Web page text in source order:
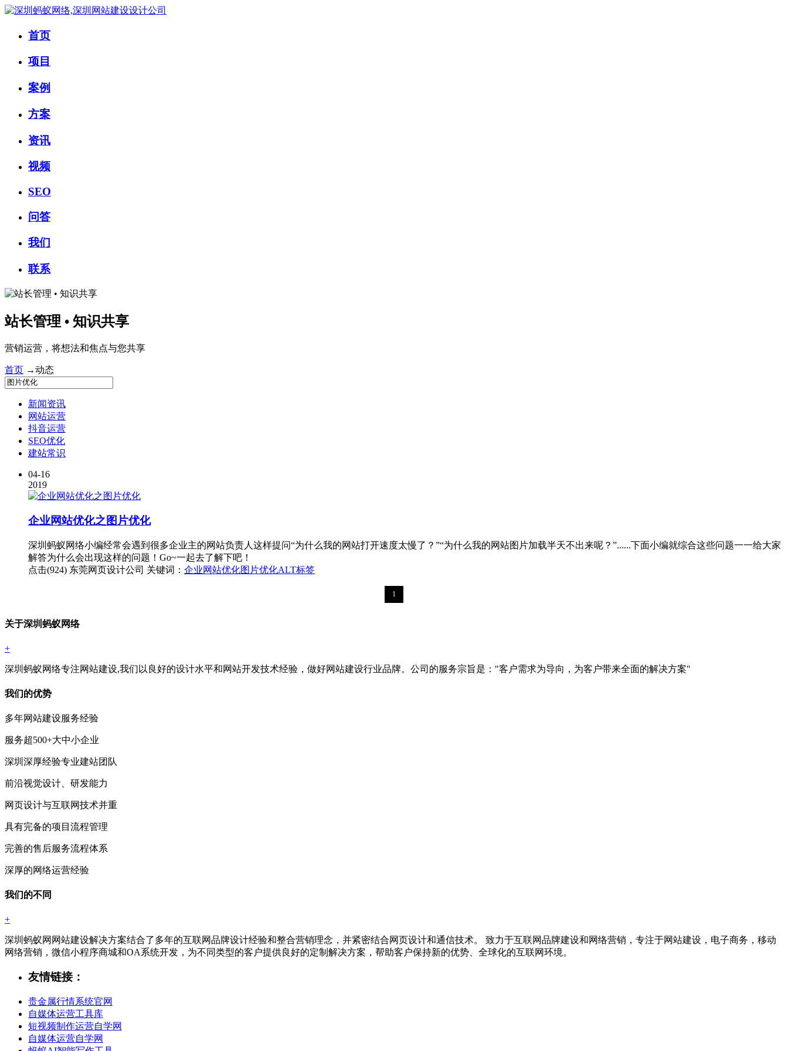
首页
项目
案例
方案
资讯
视频
SEO
问答
我们
联系
站长管理 • 知识共享
营销运营，将想法和焦点与您共享
首页 →动态
新闻资讯
网站运营
抖音运营
SEO优化
建站常识
04-16
2019
企业网站优化之图片优化
深圳蚂蚁网络小编经常会遇到很多企业主的网站负责人这样提问“为什么我的网站打开速度太慢了？”“为什么我的网站图片加载半天不出来呢？”......下面小编就综合这些问题一一给大家
解答为什么会出现这样的问题！Go~一起去了解下吧！
点击(924) 东莞网页设计公司 关键词： 企业网站优化图片优化ALT标签
1
关于深圳蚂蚁网络
+
深圳蚂蚁网络专注网站建设,我们以良好的设计水平和网站开发技术经验，做好网站建设行业品牌。公司的服务宗旨是："客户需求为导向，为客户带来全面的解决方案"
我们的优势
多年网站建设服务经验
服务超500+大中小企业
深圳深厚经验专业建站团队
前沿视觉设计、研发能力
网页设计与互联网技术并重
具有完备的项目流程管理
完善的售后服务流程体系
深厚的网络运营经验
我们的不同
+
深圳蚂蚁网网站建设解决方案结合了多年的互联网品牌设计经验和整合营销理念，并紧密结合网页设计和通信技术。 致力于互联网品牌建设和网络营销，专注于网站建设，电子商务，移动
网络营销，微信小程序商城和OA系统开发，为不同类型的客户提供良好的定制解决方案，帮助客户保持新的优势、全球化的互联网环境。
友情链接：
贵金属行情系统官网
自媒体运营工具库
短视频制作运营自学网
自媒体运营自学网